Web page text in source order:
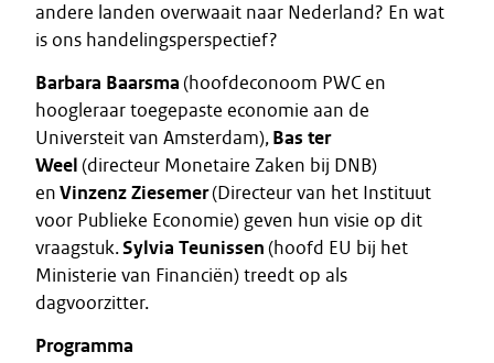
andere landen overwaait naar Nederland? En wat
is ons handelingsperspectief?
Barbara Baarsma(hoofdeconoom PWC en
hoogleraar toegepaste economie aan de
Universteit van Amsterdam),Bas ter
Weel(directeur Monetaire Zaken bij DNB)
enVinzenz Ziesemer(Directeur van het Instituut
voor Publieke Economie) geven hun visie op dit
vraagstuk.Sylvia Teunissen(hoofd EU bij het
Ministerie van Financiën) treedt op als
dagvoorzitter.
Programma